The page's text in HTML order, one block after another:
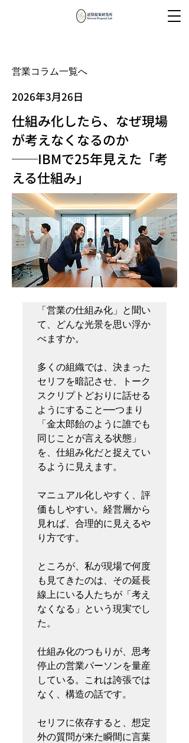
営業コラム一覧へ
2026年3月26日
仕組み化したら、なぜ現場
が考えなくなるのか
──IBMで25年見えた「考
える仕組み」
「営業の仕組み化」と聞い
て、どんな光景を思い浮か
べますか。
多くの組織では、決まった
セリフを暗記させ、トーク
スクリプトどおりに話せる
ようにすること──つまり
「金太郎飴のように誰でも
同じことが言える状態」
を、仕組み化だと捉えてい
るように見えます。
マニュアル化しやすく、評
価もしやすい。経営層から
見れば、合理的に見えるや
り方です。
ところが、私が現場で何度
も見てきたのは、その延長
線上にいる人たちが「考え
なくなる」という現実でし
た。
仕組み化のつもりが、思考
停止の営業パーソンを量産
している。これは誇張では
なく、構造の話です。
セリフに依存すると、想定
外の質問が来た瞬間に言葉